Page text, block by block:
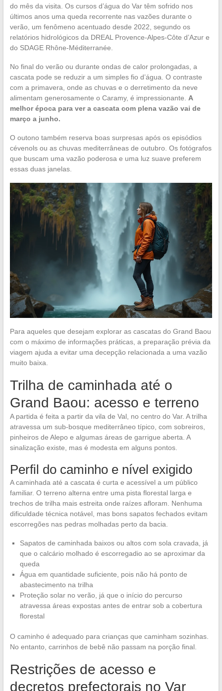
do mês da visita. Os cursos d’água do Var têm sofrido nos
últimos anos uma queda recorrente nas vazões durante o
verão, um fenômeno acentuado desde 2022, segundo os
relatórios hidrológicos da DREAL Provence-Alpes-Côte d’Azur e
do SDAGE Rhône-Méditerranée.
No final do verão ou durante ondas de calor prolongadas, a
cascata pode se reduzir a um simples fio d’água. O contraste
com a primavera, onde as chuvas e o derretimento da neve
alimentam generosamente o Caramy, é impressionante. A
melhor época para ver a cascata com plena vazão vai de
março a junho.
O outono também reserva boas surpresas após os episódios
cévenols ou as chuvas mediterrâneas de outubro. Os fotógrafos
que buscam uma vazão poderosa e uma luz suave preferem
essas duas janelas.
Para aqueles que desejam explorar as cascatas do Grand Baou
com o máximo de informações práticas, a preparação prévia da
viagem ajuda a evitar uma decepção relacionada a uma vazão
muito baixa.
Trilha de caminhada até o
Grand Baou: acesso e terreno
A partida é feita a partir da vila de Val, no centro do Var. A trilha
atravessa um sub-bosque mediterrâneo típico, com sobreiros,
pinheiros de Alepo e algumas áreas de garrigue aberta. A
sinalização existe, mas é modesta em alguns pontos.
Perfil do caminho e nível exigido
A caminhada até a cascata é curta e acessível a um público
familiar. O terreno alterna entre uma pista florestal larga e
trechos de trilha mais estreita onde raízes afloram. Nenhuma
dificuldade técnica notável, mas bons sapatos fechados evitam
escorregões nas pedras molhadas perto da bacia.
Sapatos de caminhada baixos ou altos com sola cravada, já
que o calcário molhado é escorregadio ao se aproximar da
queda
Água em quantidade suficiente, pois não há ponto de
abastecimento na trilha
Proteção solar no verão, já que o início do percurso
atravessa áreas expostas antes de entrar sob a cobertura
florestal
O caminho é adequado para crianças que caminham sozinhas.
No entanto, carrinhos de bebê não passam na porção final.
Restrições de acesso e
decretos prefectorais no Var